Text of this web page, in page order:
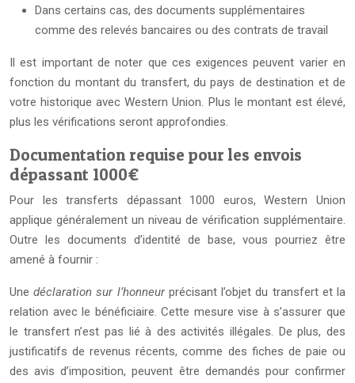
Dans certains cas, des documents supplémentaires
comme des relevés bancaires ou des contrats de travail
Il est important de noter que ces exigences peuvent varier en
fonction du montant du transfert, du pays de destination et de
votre historique avec Western Union. Plus le montant est élevé,
plus les vérifications seront approfondies.
Documentation requise pour les envois
dépassant 1000€
Pour les transferts dépassant 1000 euros, Western Union
applique généralement un niveau de vérification supplémentaire.
Outre les documents d’identité de base, vous pourriez être
amené à fournir :
Unedéclaration sur l’honneur précisant l’objet du transfert et la
relation avec le bénéficiaire. Cette mesure vise à s’assurer que
le transfert n’est pas lié à des activités illégales. De plus, des
justificatifs de revenus récents, comme des fiches de paie ou
des avis d’imposition, peuvent être demandés pour confirmer